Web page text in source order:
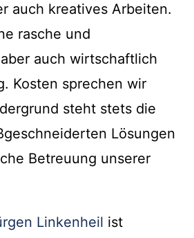
auch kreatives Arbeiten.
rasche und
auch wirtschaftlich
Kosten sprechen wir
steht stets die
Lösungen
Betreuung unserer
Linkenheil ist